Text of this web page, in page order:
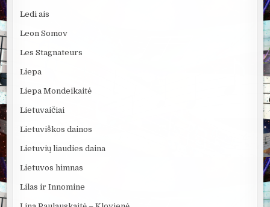
Ledi ais
Leon Somov
Les Stagnateurs
Liepa
Liepa Mondeikaitė
Lietuvaičiai
Lietuviškos dainos
Lietuvių liaudies daina
Lietuvos himnas
Lilas ir Innomine